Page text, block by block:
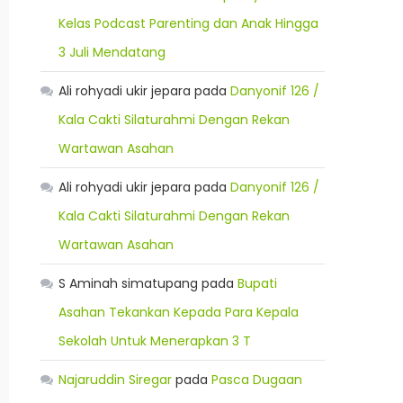
Kelas Podcast Parenting dan Anak Hingga
3 Juli Mendatang
Ali rohyadi ukir jepara padaDanyonif 126 /
Kala Cakti Silaturahmi Dengan Rekan
Wartawan Asahan
Ali rohyadi ukir jepara padaDanyonif 126 /
Kala Cakti Silaturahmi Dengan Rekan
Wartawan Asahan
S Aminah simatupang padaBupati
Asahan Tekankan Kepada Para Kepala
Sekolah Untuk Menerapkan 3 T
Najaruddin Siregar padaPasca Dugaan